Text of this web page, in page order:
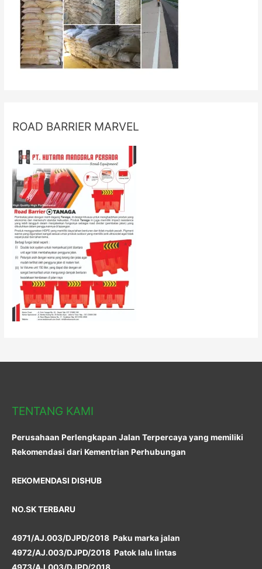
ROAD BARRIER MARVEL
TENTANG KAMI
Perusahaan Perlengkapan Jalan Terpercaya yang memiliki
Rekomendasi dari Kementrian Perhubungan
REKOMENDASI DISHUB
NO.SK TERBARU
4971/AJ.003/DJPD/2018 Paku marka jalan
4972/AJ.003/DJPD/2018 Patok lalu lintas
4973/AJ.003/DJPD/2018